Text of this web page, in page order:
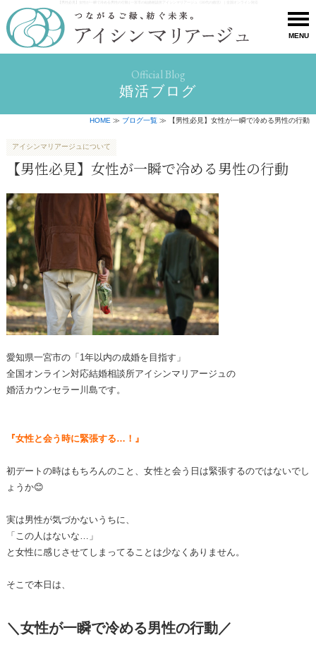
【男性必見】女性が一瞬で冷める男性の行動 | 一宮市の結婚相談所アイシンマリアージュ《30代の婚活》｜全国オンライン対応
Official Blog
婚活ブログ
HOME ≫ ブログ一覧 ≫ 【男性必見】女性が一瞬で冷める男性の行動
アイシンマリアージュについて
【男性必見】女性が一瞬で冷める男性の行動
愛知県一宮市の「1年以内の成婚を目指す」
全国オンライン対応結婚相談所アイシンマリアージュの
婚活カウンセラー川島です。
『女性と会う時に緊張する…！』
初デートの時はもちろんのこと、女性と会う日は緊張するのではないでし
ょうか😊
実は男性が気づかないうちに、
「この人はないな…」
と女性に感じさせてしまってることは少なくありません。
そこで本日は、
＼女性が一瞬で冷める男性の行動／
MENU